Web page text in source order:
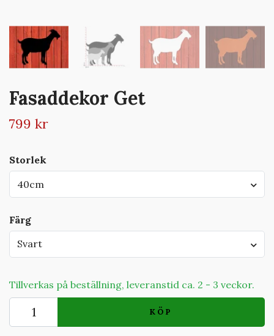
Fasaddekor Get
799 kr
Storlek
40cm
Färg
Svart
Tillverkas på beställning, leveranstid ca. 2 - 3 veckor.
KÖP